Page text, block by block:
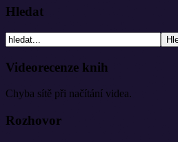
Hledat
Videorecenze knih
Chyba sítě při načítání videa.
Rozhovor